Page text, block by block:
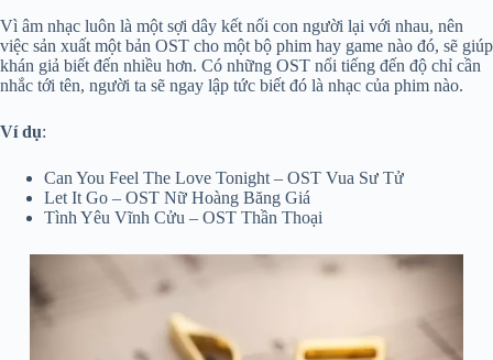
Vì âm nhạc luôn là một sợi dây kết nối con người lại với nhau, nên
việc sản xuất một bản OST cho một bộ phim hay game nào đó, sẽ giúp
khán giả biết đến nhiều hơn. Có những OST nổi tiếng đến độ chỉ cần
nhắc tới tên, người ta sẽ ngay lập tức biết đó là nhạc của phim nào.
Ví dụ:
Can You Feel The Love Tonight – OST Vua Sư Tử
Let It Go – OST Nữ Hoàng Băng Giá
Tình Yêu Vĩnh Cửu – OST Thần Thoại